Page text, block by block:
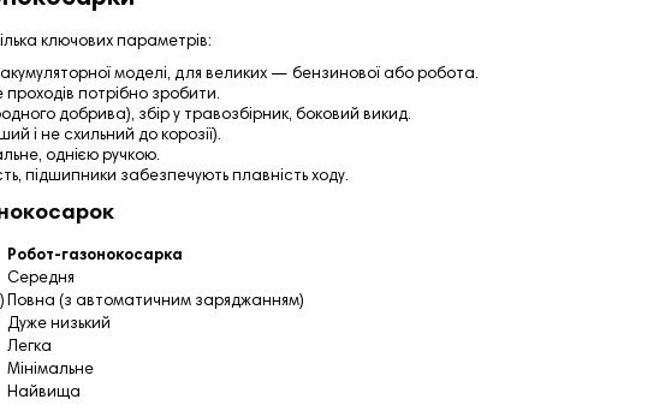
ключових параметрів:
моделі, для великих — бензинової або робота.
потрібно зробити.
добрива), збір у травозбірник, боковий викид.
і не схильний до корозії).
однією ручкою.
підшипники забезпечують плавність ходу.
Робот-газонокосарка
Середня
Повна (з автоматичним заряджанням)
Дуже низький
Легка
Мінімальне
Найвища